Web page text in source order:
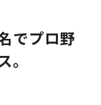
でプロ野